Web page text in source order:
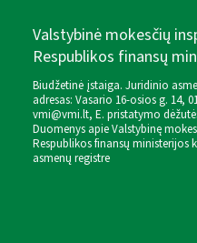
Valstybinė mokesčių
Respublikos finansų
Biudžetinė įstaiga. Juridinio
adresas: Vasario 16-osios g. 14,
vmi@vmi.lt, E. pristatymo
Duomenys apie Valstybinę
Respublikos finansų
asmenų registre